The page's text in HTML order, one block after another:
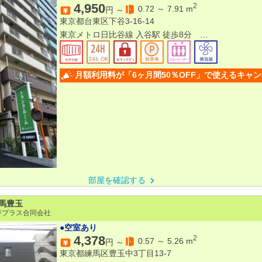
4,950円 ～ 0.72 ～ 7.91 m2
東京都台東区下谷3-16-14
東京メトロ日比谷線 入谷駅 徒歩8分
東京メトロ日比谷線 三ノ輪駅 徒歩8分
JR山手線 鶯谷駅 徒歩17分
月額利用料が「6ヶ月間50％OFF」で使えるキャ
部屋を確認する
豊玉
ラス合同会社
●空室あり
4,378円 ～ 0.57 ～ 5.26 m2
東京都練馬区豊玉中3丁目13-7